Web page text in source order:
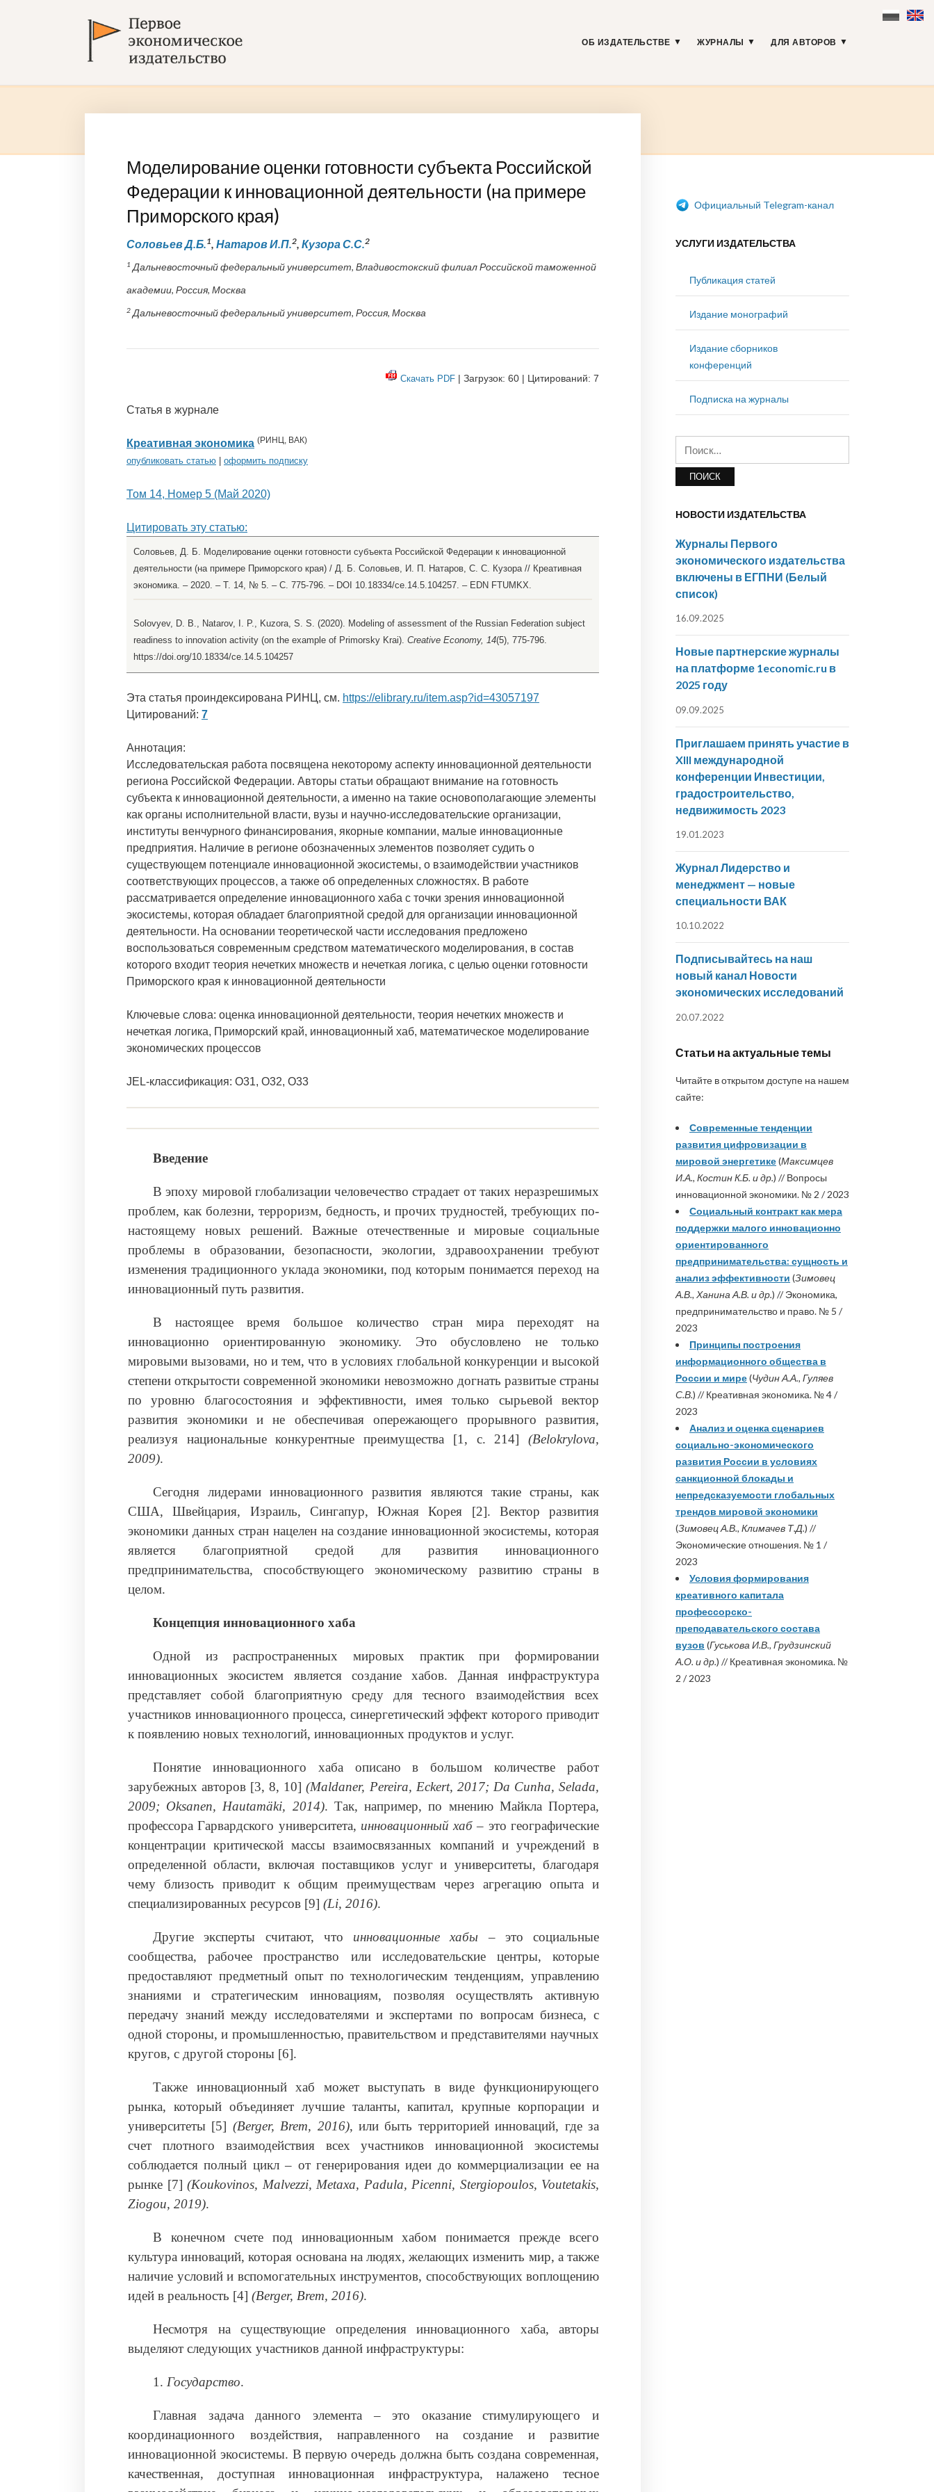
ОБ ИЗДАТЕЛЬСТВЕ ЖУРНАЛЫ ДЛЯ АВТОРОВ
Моделирование оценки готовности субъекта Российской
Федерации к инновационной деятельности (на примере
Приморского края)
Соловьев Д.Б.1, Натаров И.П.2, Кузора С.С.2
1 Дальневосточный федеральный университет, Владивостокский филиал Российской таможенной
академии, Россия, Москва
2 Дальневосточный федеральный университет, Россия, Москва
Скачать PDF | Загрузок: 60 | Цитирований: 7
Статья в журнале
Креативная экономика (РИНЦ, ВАК)
опубликовать статью оформить подписку
Том 14, Номер 5 (Май 2020)
Цитировать эту статью:
Соловьев, Д. Б. Моделирование оценки готовности субъекта Российской Федерации к инновационной
деятельности (на примере Приморского края) / Д. Б. Соловьев, И. П. Натаров, С. С. Кузора // Креативная
экономика. – 2020. – Т. 14, № 5. – С. 775-796. – DOI 10.18334/ce.14.5.104257. – EDN FTUMKX.
Solovyev, D. B., Natarov, I. P., Kuzora, S. S. (2020). Modeling of assessment of the Russian Federation subject
readiness to innovation activity (on the example of Primorsky Krai). Creative Economy, 14(5), 775-796.
https://doi.org/10.18334/ce.14.5.104257
Эта статья проиндексирована РИНЦ, см. https://elibrary.ru/item.asp?id=43057197
Цитирований: 7
Аннотация:
Исследовательская работа посвящена некоторому аспекту инновационной деятельности
региона Российской Федерации. Авторы статьи обращают внимание на готовность
субъекта к инновационной деятельности, а именно на такие основополагающие элементы
как органы исполнительной власти, вузы и научно-исследовательские организации,
институты венчурного финансирования, якорные компании, малые инновационные
предприятия. Наличие в регионе обозначенных элементов позволяет судить о
существующем потенциале инновационной экосистемы, о взаимодействии участников
соответствующих процессов, а также об определенных сложностях. В работе
рассматривается определение инновационного хаба с точки зрения инновационной
экосистемы, которая обладает благоприятной средой для организации инновационной
деятельности. На основании теоретической части исследования предложено
воспользоваться современным средством математического моделирования, в состав
которого входит теория нечетких множеств и нечеткая логика, с целью оценки готовности
Приморского края к инновационной деятельности
Ключевые слова: оценка инновационной деятельности, теория нечетких множеств и
нечеткая логика, Приморский край, инновационный хаб, математическое моделирование
экономических процессов
JEL-классификация: O31, O32, O33
Введение
В эпоху мировой глобализации человечество страдает от таких неразрешимых
проблем, как болезни, терроризм, бедность, и прочих трудностей, требующих по-
настоящему новых решений. Важные отечественные и мировые социальные
проблемы в образовании, безопасности, экологии, здравоохранении требуют
изменения традиционного уклада экономики, под которым понимается переход на
инновационный путь развития.
В настоящее время большое количество стран мира переходят на
инновационно ориентированную экономику. Это обусловлено не только
мировыми вызовами, но и тем, что в условиях глобальной конкуренции и высокой
степени открытости современной экономики невозможно догнать развитые страны
по уровню благосостояния и эффективности, имея только сырьевой вектор
развития экономики и не обеспечивая опережающего прорывного развития,
реализуя национальные конкурентные преимущества [1, с. 214] (Belokrylova,
2009).
Сегодня лидерами инновационного развития являются такие страны, как
США, Швейцария, Израиль, Сингапур, Южная Корея [2]. Вектор развития
экономики данных стран нацелен на создание инновационной экосистемы, которая
является благоприятной средой для развития инновационного
предпринимательства, способствующего экономическому развитию страны в
целом.
Концепция инновационного хаба
Одной из распространенных мировых практик при формировании
инновационных экосистем является создание хабов. Данная инфраструктура
представляет собой благоприятную среду для тесного взаимодействия всех
участников инновационного процесса, синергетический эффект которого приводит
к появлению новых технологий, инновационных продуктов и услуг.
Понятие инновационного хаба описано в большом количестве работ
зарубежных авторов [3, 8, 10](Maldaner, Pereira, Eckert, 2017; Da Cunha, Selada,
2009; Oksanen, Hautamäki, 2014). Так, например, по мнению Майкла Портера,
профессора Гарвардского университета, инновационный хаб – это географические
концентрации критической массы взаимосвязанных компаний и учреждений в
определенной области, включая поставщиков услуг и университеты, благодаря
чему близость приводит к общим преимуществам через агрегацию опыта и
специализированных ресурсов [9] (Li, 2016).
Другие эксперты считают, что инновационные хабы – это социальные
сообщества, рабочее пространство или исследовательские центры, которые
предоставляют предметный опыт по технологическим тенденциям, управлению
знаниями и стратегическим инновациям, позволяя осуществлять активную
передачу знаний между исследователями и экспертами по вопросам бизнеса, с
одной стороны, и промышленностью, правительством и представителями научных
кругов, с другой стороны [6].
Также инновационный хаб может выступать в виде функционирующего
рынка, который объединяет лучшие таланты, капитал, крупные корпорации и
университеты [5] (Berger, Brem, 2016), или быть территорией инноваций, где за
счет плотного взаимодействия всех участников инновационной экосистемы
соблюдается полный цикл – от генерирования идеи до коммерциализации ее на
рынке [7] (Koukovinos, Malvezzi, Metaxa, Padula, Picenni, Stergiopoulos, Voutetakis,
Ziogou, 2019).
В конечном счете под инновационным хабом понимается прежде всего
культура инноваций, которая основана на людях, желающих изменить мир, а также
наличие условий и вспомогательных инструментов, способствующих воплощению
идей в реальность [4] (Berger, Brem, 2016).
Несмотря на существующие определения инновационного хаба, авторы
выделяют следующих участников данной инфраструктуры:
1. Государство.
Главная задача данного элемента – это оказание стимулирующего и
координационного воздействия, направленного на создание и развитие
инновационной экосистемы. В первую очередь должна быть создана современная,
качественная, доступная инновационная инфраструктура, налажено тесное
Официальный Telegram-канал
УСЛУГИ ИЗДАТЕЛЬСТВА
Публикация статей
Издание монографий
Издание сборников
конференций
Подписка на журналы
НОВОСТИ ИЗДАТЕЛЬСТВА
Журналы Первого
экономического издательства
включены в ЕГПНИ (Белый
список)
16.09.2025
Новые партнерские журналы
на платформе 1economic.ru в
2025 году
09.09.2025
Приглашаем принять участие в
XIII международной
конференции Инвестиции,
градостроительство,
недвижимость 2023
19.01.2023
Журнал Лидерство и
менеджмент — новые
специальности ВАК
10.10.2022
Подписывайтесь на наш
новый канал Новости
экономических исследований
20.07.2022
Статьи на актуальные темы
Читайте в открытом доступе на нашем
сайте:
Современные тенденции
развития цифровизации в
мировой энергетике(Максимцев
И.А., Костин К.Б. и др.) // Вопросы
инновационной экономики. № 2 / 2023
Социальный контракт как мера
поддержки малого инновационно
ориентированного
предпринимательства: сущность и
анализ эффективности (Зимовец
А.В., Ханина А.В. и др.) // Экономика,
предпринимательство и право. № 5 /
2023
Принципы построения
информационного общества в
России и мире(Чудин А.А., Гуляев
С.В.) // Креативная экономика. № 4 /
2023
Анализ и оценка сценариев
социально-экономического
развития России в условиях
санкционной блокады и
непредсказуемости глобальных
трендов мировой экономики
(Зимовец А.В., Климачев Т.Д.) //
Экономические отношения. № 1 /
2023
Условия формирования
креативного капитала
профессорско-
преподавательского состава
вузов (Гуськова И.В., Грудзинский
А.О. и др.) // Креативная экономика. №
2 / 2023